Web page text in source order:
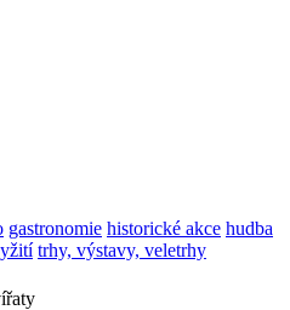
gastronomie historické akce hudba
trhy, výstavy, veletrhy